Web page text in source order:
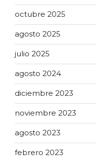
octubre 2025
agosto 2025
julio 2025
agosto 2024
diciembre 2023
noviembre 2023
agosto 2023
febrero 2023